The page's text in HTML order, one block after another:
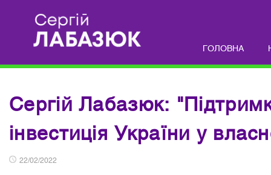
ГОЛОВНА
Сергій Лабазюк:
інвестиція України у
22/02/2022